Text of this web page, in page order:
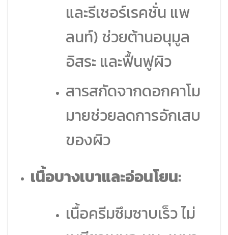
และรีเชอร์เรคชั่น แพ
ลนท์) ช่วยต้านอนุมูล
อิสระ และฟื้นฟูผิว
สารสกัดจากดอกคาโม
มายช่วยลดการอักเสบ
ของผิว
เนื้อบางเบาและอ่อนโยน:
เนื้อครีมซึมซาบเร็ว ไม่